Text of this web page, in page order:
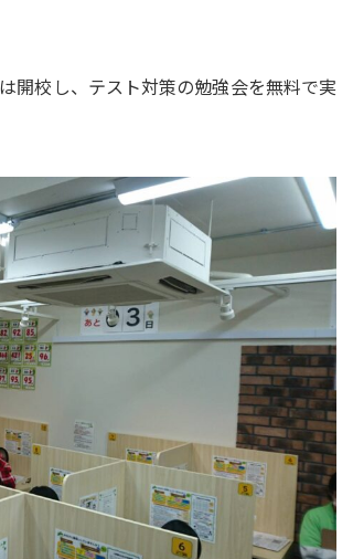
開校し、テスト対策の勉強会を無料で実